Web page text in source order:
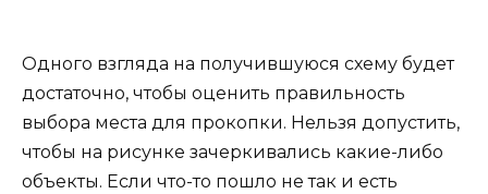
Одного взгляда на получившуюся схему будет
достаточно, чтобы оценить правильность
выбора места для прокопки. Нельзя допустить,
чтобы на рисунке зачеркивались какие-либо
объекты. Если что-то пошло не так и есть